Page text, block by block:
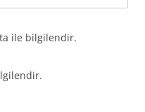
ile bilgilendir.